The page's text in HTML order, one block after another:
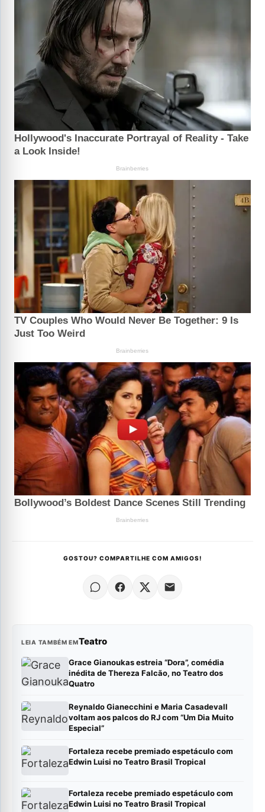
GOSTOU? COMPARTILHE COM AMIGOS!
LEIA TAMBÉM EMTeatro
Grace Gianoukas estreia “Dora”, comédia
inédita de Thereza Falcão, no Teatro dos
Quatro
Reynaldo Gianecchini e Maria Casadevall
voltam aos palcos do RJ com “Um Dia Muito
Especial”
Fortaleza recebe premiado espetáculo com
Edwin Luisi no Teatro Brasil Tropical
Fortaleza recebe premiado espetáculo com
Edwin Luisi no Teatro Brasil Tropical